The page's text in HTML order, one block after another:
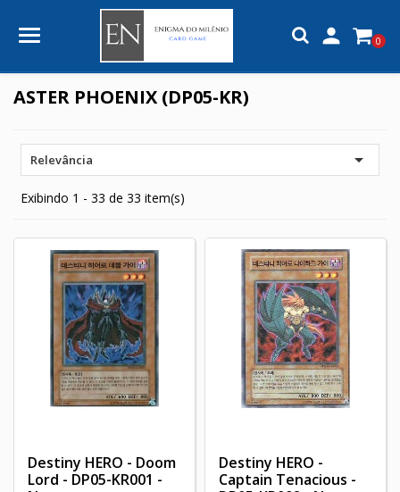
 0
ASTER PHOENIX (DP05-KR)
Relevância 
Exibindo 1 - 33 de 33 item(s)
Destiny HERO - Doom
Lord - DP05-KR001 -
Destiny HERO -
Captain Tenacious -